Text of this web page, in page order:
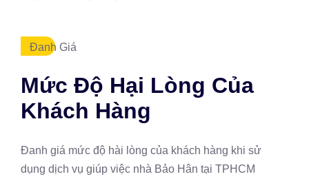
Đanh Giá
Mức Độ Hại Lòng Của
Khách Hàng
Đanh giá mức độ hài lòng của khách hàng khi sử
dụng dịch vụ giúp việc nhà Bảo Hân tại TPHCM